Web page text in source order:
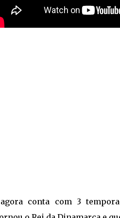
agora conta com 3